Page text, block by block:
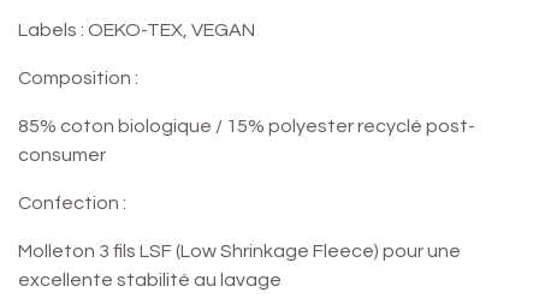
Labels : OEKO-TEX, VEGAN
Composition :
85% coton biologique / 15% polyester recyclé post-
consumer
Confection :
Molleton 3 fils LSF (Low Shrinkage Fleece) pour une
excellente stabilité au lavage